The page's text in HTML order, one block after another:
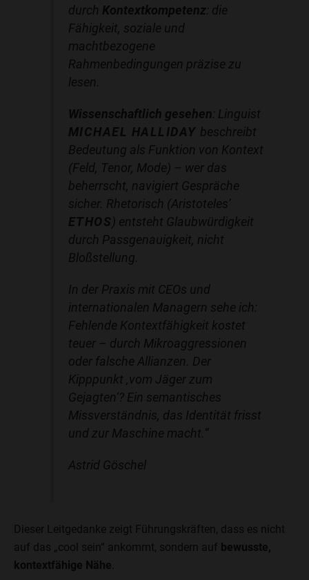
durch Kontextkompetenz: die
Fähigkeit, soziale und
machtbezogene
Rahmenbedingungen präzise zu
lesen.
Wissenschaftlich gesehen: Linguist
MICHAEL HALLIDAY beschreibt
Bedeutung als Funktion von Kontext
(Feld, Tenor, Mode) – wer das
beherrscht, navigiert Gespräche
sicher. Rhetorisch (Aristoteles’
ETHOS ) entsteht Glaubwürdigkeit
durch Passgenauigkeit, nicht
Bloßstellung.
In der Praxis mit CEOs und
internationalen Managern sehe ich:
Fehlende Kontextfähigkeit kostet
teuer – durch Mikroaggressionen
oder falsche Allianzen. Der
Kipppunkt ‚vom Jäger zum
Gejagten‘? Ein semantisches
Missverständnis, das Identität frisst
und zur Maschine macht.“
Astrid Göschel
Dieser Leitgedanke zeigt Führungskräften, dass es nicht
auf das „cool sein“ ankommt, sondern auf bewusste,
kontextfähige Nähe